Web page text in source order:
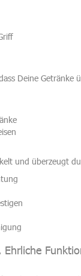
Deine
und überzeugt
Ehrliche